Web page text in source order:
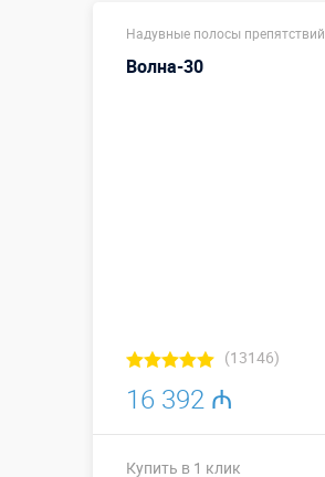
Больше деталей →
Смотреть видео
Надувные полосы препятствий
Волна-30
(13146)
16 392 ₼
Купить в 1 клик